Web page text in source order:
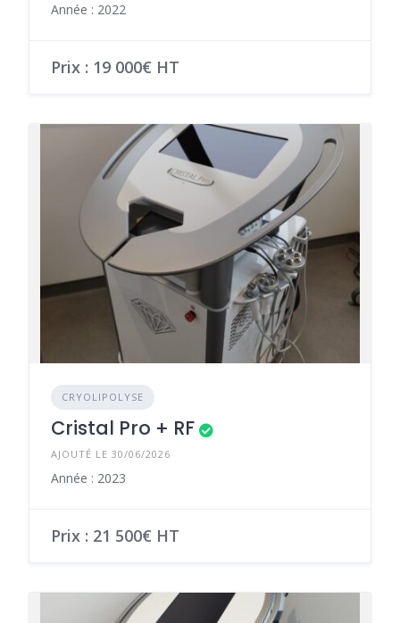
Année : 2022
Prix : 19 000€ HT
CRYOLIPOLYSE
Cristal Pro + RF
AJOUTÉ LE 30/06/2026
Année : 2023
Prix : 21 500€ HT